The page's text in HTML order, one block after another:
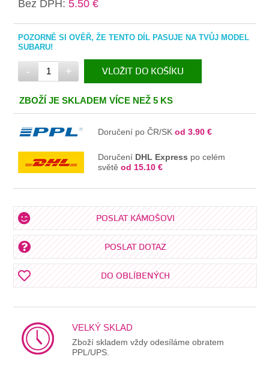
Bez DPH: 5.50 €
POZORNĚ SI OVĚŘ, ŽE TENTO DÍL PASUJE NA TVŮJ MODEL
SUBARU!
- + VLOŽIT DO KOŠÍKU
V KOŠÍKU
ZBOŽÍ JE SKLADEM VÍCE NEŽ 5 KS
Doručení po ČR/SKod 3.90 €
Doručení DHL Express po celém
světěod 15.10 €
POSLAT KÁMOŠOVI
POSLAT DOTAZ
DO OBLÍBENÝCH
VELKÝ SKLAD
Zboží skladem vždy odesíláme obratem
PPL/UPS.